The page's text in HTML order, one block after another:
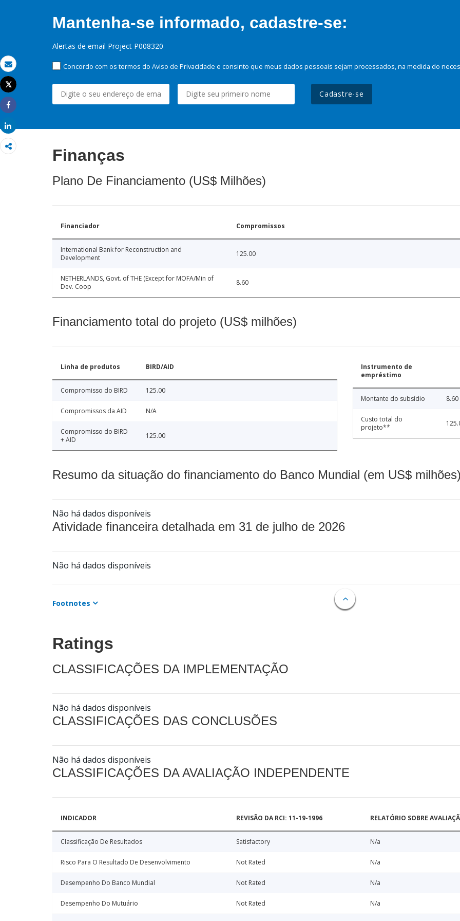
Email
Imprimir
Tweet
Share
Mantenha-se informado, cadastre-se:
Alertas de email Project P008320
Concordo com os termos do Aviso de Privacidade e consinto que meus dados pessoais sejam processados, na medida do
Cadastre-se
Finanças
Plano De Financiamento (US$ Milhões)
Financiador Compromissos
International Bank for Reconstruction and
Development
125.00
NETHERLANDS, Govt. of THE (Except for MOFA/Min of
Dev. Coop
8.60
Financiamento total do projeto (US$ milhões)
Linha de produtos BIRD/AID
Compromisso do BIRD 125.00
Compromissos da AID N/A
Compromisso do BIRD
+ AID
125.00
Instrumento de
empréstimo
Montante do subsídio 8.60
Custo total do
projeto**
Resumo da situação do financiamento do Banco Mundial (em US$
Não há dados disponíveis
Atividade financeira detalhada em 31 de julho de 2026
Não há dados disponíveis
Footnotes
Ratings
CLASSIFICAÇÕES DA IMPLEMENTAÇÃO
Não há dados disponíveis
CLASSIFICAÇÕES DAS CONCLUSÕES
Não há dados disponíveis
CLASSIFICAÇÕES DA AVALIAÇÃO INDEPENDENTE
INDICADOR REVISÃO DA RCI: 11-19-1996 RELATÓRIO SOBRE
Classificação De Resultados Satisfactory N/a
Risco Para O Resultado De Desenvolvimento Not Rated N/a
Desempenho Do Banco Mundial Not Rated N/a
Desempenho Do Mutuário Not Rated N/a